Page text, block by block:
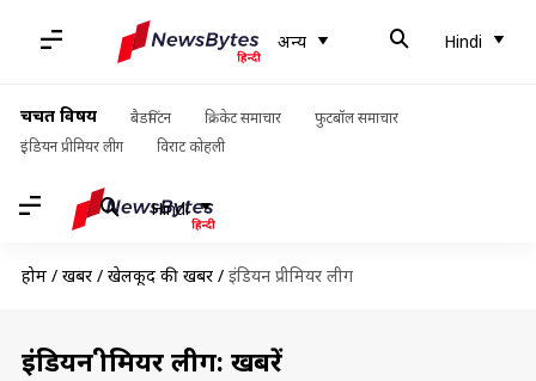
अन्य Hindi
चर्चित विषय बैडमिंटन क्रिकेट समाचार
फुटबॉल समाचार
इंडियन प्रीमियर लीग
विराट कोहली
Hindi
होम / खबरें / खेलकूद की खबरें / इंडियन प्रीमियर लीग
इंडियन प्रीमियर लीग: खबरें